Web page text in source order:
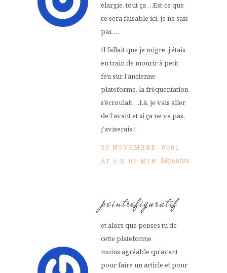
élargie, tout ça …Est-ce que
ce sera faisable ici, je ne sais
pas….
Il fallait que je migre, j’étais
en train de mourir à petit
feu sur l’ancienne
plateforme, la fréquentation
s’écroulait….Là, je vais aller
de l’avant et si ça ne va pas,
j’aviserais !
30 NOVEMBRE -0001
AT 0 H 00 MIN Répondre
peintrefiguratif
et alors que penses tu de
cette plateforme
moins agréable qu’avant
pour faire un article et pour